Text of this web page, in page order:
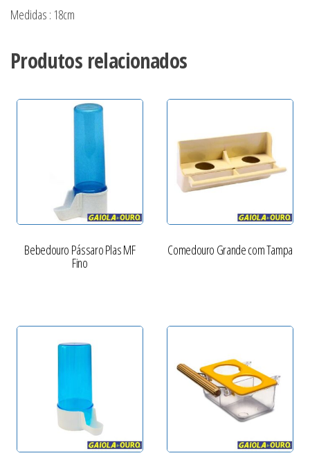
Medidas : 18cm
Produtos relacionados
Bebedouro Pássaro Plas MF
Fino
Comedouro Grande com Tampa